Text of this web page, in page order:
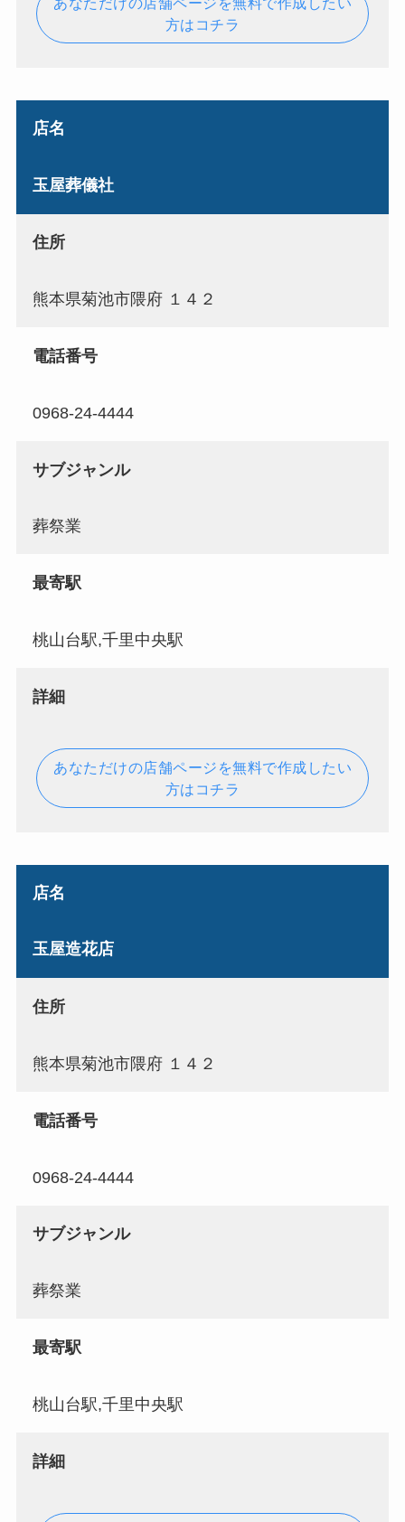
方はコチラ
店名
玉屋葬儀社
住所
熊本県菊池市隈府 １４２
電話番号
0968-24-4444
サブジャンル
葬祭業
最寄駅
桃山台駅,千里中央駅
詳細
あなただけの店舗ページを無料で作成したい
方はコチラ
店名
玉屋造花店
住所
熊本県菊池市隈府 １４２
電話番号
0968-24-4444
サブジャンル
葬祭業
最寄駅
桃山台駅,千里中央駅
詳細